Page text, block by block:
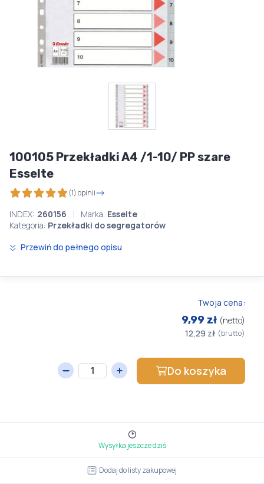
100105 Przekładki A4 /1-10/ PP szare
Esselte
(1) opinii
INDEX: 260156 Marka: Esselte
Kategoria: Przekładki do segregatorów
Przewiń do pełnego opisu
Twoja cena:
9,99 zł (netto)
12,29 zł (brutto)
Do koszyka
Wysyłka jeszcze dziś
Dodaj do listy zakupowej